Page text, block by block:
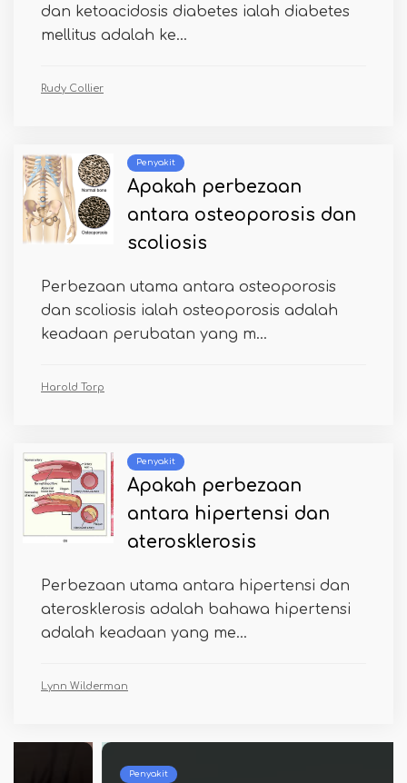
dan ketoacidosis diabetes ialah diabetes
mellitus adalah ke...
Rudy Collier
Penyakit
Apakah perbezaan
antara osteoporosis dan
scoliosis
Perbezaan utama antara osteoporosis
dan scoliosis ialah osteoporosis adalah
keadaan perubatan yang m...
Harold Torp
Penyakit
Apakah perbezaan
antara hipertensi dan
aterosklerosis
Perbezaan utama antara hipertensi dan
aterosklerosis adalah bahawa hipertensi
adalah keadaan yang me...
Lynn Wilderman